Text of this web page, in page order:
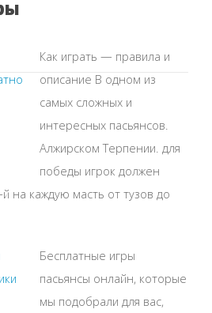
Как играть — правила и
описание В одном из
самых сложных и
интересных пасьянсов.
Алжирском Терпении. для
победы игрок должен
на каждую масть от тузов до
Бесплатные игры
пасьянсы онлайн, которые
мы подобрали для вас,